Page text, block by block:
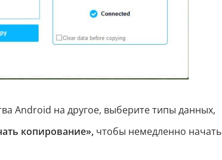
Android на другое, выберите типы данных,
копирование», чтобы немедленно начать